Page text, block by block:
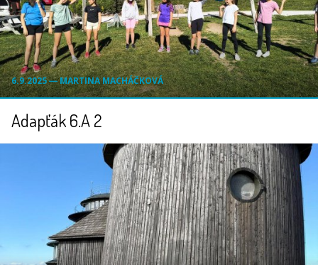
6.9.2025 ― MARTINA MACHÁČKOVÁ
Adapťák 6.A 2